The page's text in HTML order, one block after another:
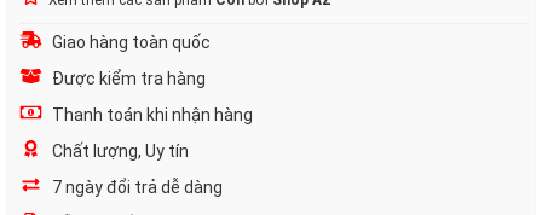
Giao hàng toàn quốc
Được kiểm tra hàng
Thanh toán khi nhận hàng
Chất lượng, Uy tín
7 ngày đổi trả dễ dàng